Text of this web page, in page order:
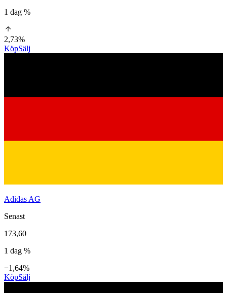
1 dag %
2,73%
KöpSälj
Adidas AG
Senast
173,60
1 dag %
−1,64%
KöpSälj